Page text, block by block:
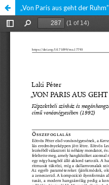
„Von Paris aus geht der Ruhm”